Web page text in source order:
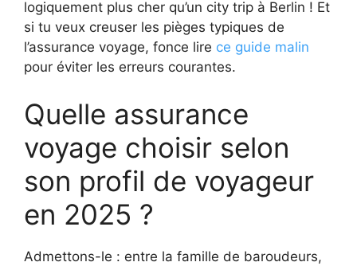
logiquement plus cher qu’un city trip à Berlin ! Et
si tu veux creuser les pièges typiques de
l’assurance voyage, fonce lire ce guide malin
pour éviter les erreurs courantes.
Quelle assurance
voyage choisir selon
son profil de voyageur
en 2025 ?
Admettons-le : entre la famille de baroudeurs,